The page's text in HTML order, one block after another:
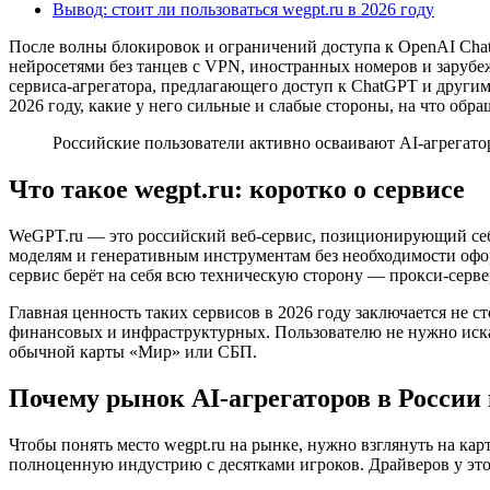
Вывод: стоит ли пользоваться wegpt.ru в 2026 году
После волны блокировок и ограничений доступа к OpenAI
нейросетями без танцев с VPN, иностранных номеров и
сервиса-агрегатора, предлагающего доступ к ChatGPT и
2026 году, какие у него сильные и слабые стороны, на что
Российские пользователи активно осваивают AI-
Что такое wegpt.ru: коротко о сервисе
WeGPT.ru — это российский веб-сервис, позиционирующий
моделям и генеративным инструментам без необходимости
сервис берёт на себя всю техническую сторону — прокси-
Главная ценность таких сервисов в 2026 году заключается не
финансовых и инфраструктурных. Пользователю не нужно
обычной карты «Мир» или СБП.
Почему рынок AI-агрегаторов в России
Чтобы понять место wegpt.ru на рынке, нужно взглянуть на
полноценную индустрию с десятками игроков. Драйверов у